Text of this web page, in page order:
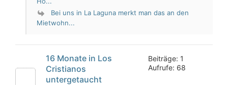
Bei uns in La Laguna merkt man das an den
Mietwohn...
16 Monate in Los
Cristianos
untergetaucht
Beiträge: 1
Aufrufe: 68